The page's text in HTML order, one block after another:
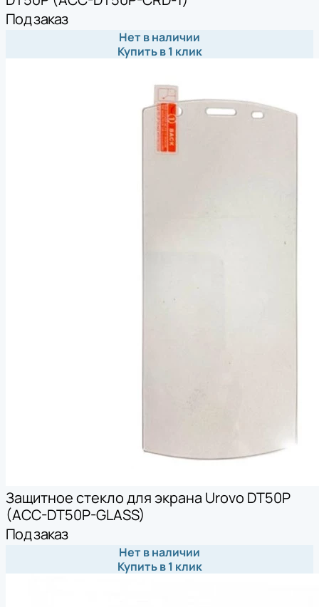
Под заказ
Нет в наличии
Купить в 1 клик
Защитное стекло для экрана Urovo DT50P
(ACC-DT50P-GLASS)
Под заказ
Нет в наличии
Купить в 1 клик